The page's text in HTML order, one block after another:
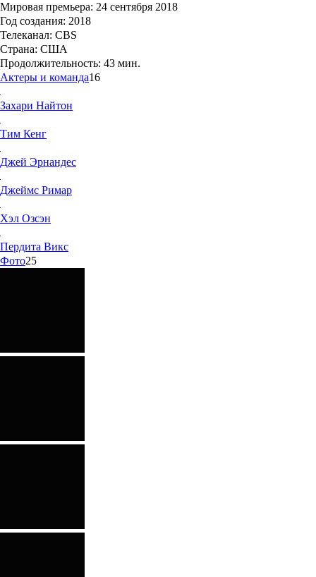
Мировая премьера: 24 сентября 2018
Год создания: 2018
Телеканал: CBS
Страна: США
Продолжительность: 43 мин.
Актеры и команда16
Захари Найтон
Тим Кенг
Джей Эрнандес
Джеймс Римар
Хэл Озсэн
Пердита Викс
Фото25